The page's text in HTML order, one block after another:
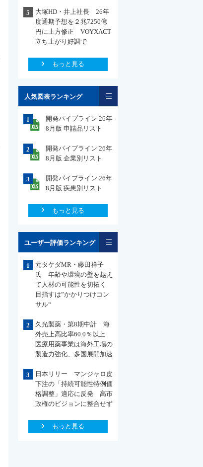
5
大塚HD・井上社長 26年
度通期予想を２兆7250億
円に上方修正 VOYXACT
立ち上がり好調で
もっと見る
人気図表ランキング
1
開発パイプライン 26年
8月版 申請品リスト
2
開発パイプライン 26年
8月版 企業別リスト
3
開発パイプライン 26年
8月版 疾患別リスト
もっと見る
ユーザー評価ランキング
1
元タケダMR・藤田祥子
氏 年齢や環境の壁を越え
て人材の可能性を切拓く
目指すは”かかりつけコン
サル“
2
久光製薬・第8期中計 海
外売上高比率60.0％以上
医療用薬事業は海外工場の
製造力強化、多国展開加速
3
日本リリー マンジャロ皮
下注の「持続可能性特例価
格調整」適応に反発 高市
政権のビジョンに整合せず
もっと見る